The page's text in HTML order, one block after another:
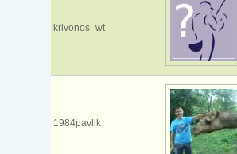
krivonos_wt
1984pavlik